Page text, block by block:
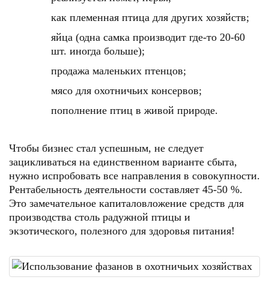
как племенная птица для других хозяйств;
яйца (одна самка производит где-то 20-60
шт. иногда больше);
продажа маленьких птенцов;
мясо для охотничьих консервов;
пополнение птиц в живой природе.
Чтобы бизнес стал успешным, не следует
зацикливаться на единственном варианте сбыта,
нужно испробовать все направления в совокупности.
Рентабельность деятельности составляет 45-50 %.
Это замечательное капиталовложение средств для
производства столь радужной птицы и
экзотического, полезного для здоровья питания!